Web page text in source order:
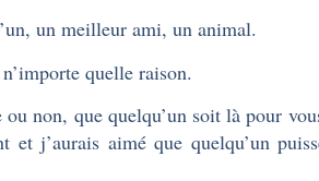
un meilleur ami, un animal.
quelle raison.
non, que quelqu’un soit là pour
j’aurais aimé que quelqu’un